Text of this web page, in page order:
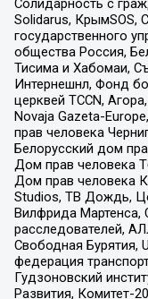
Solidarus, КрымSOS,
государственного
общества Россия,
Тисима и Хабомаи,
Интернешнл, Фонд
церквей TCCN,
Novaja Gazeta-
прав человека
Белорусский дом
Дом прав человека
Дом прав человека
Studios, ТВ Дождь,
Вилфрида Мартенса,
расследователей,
Свободная Бурятия,
федерация
Гудзоновский
Развития, Комитет-